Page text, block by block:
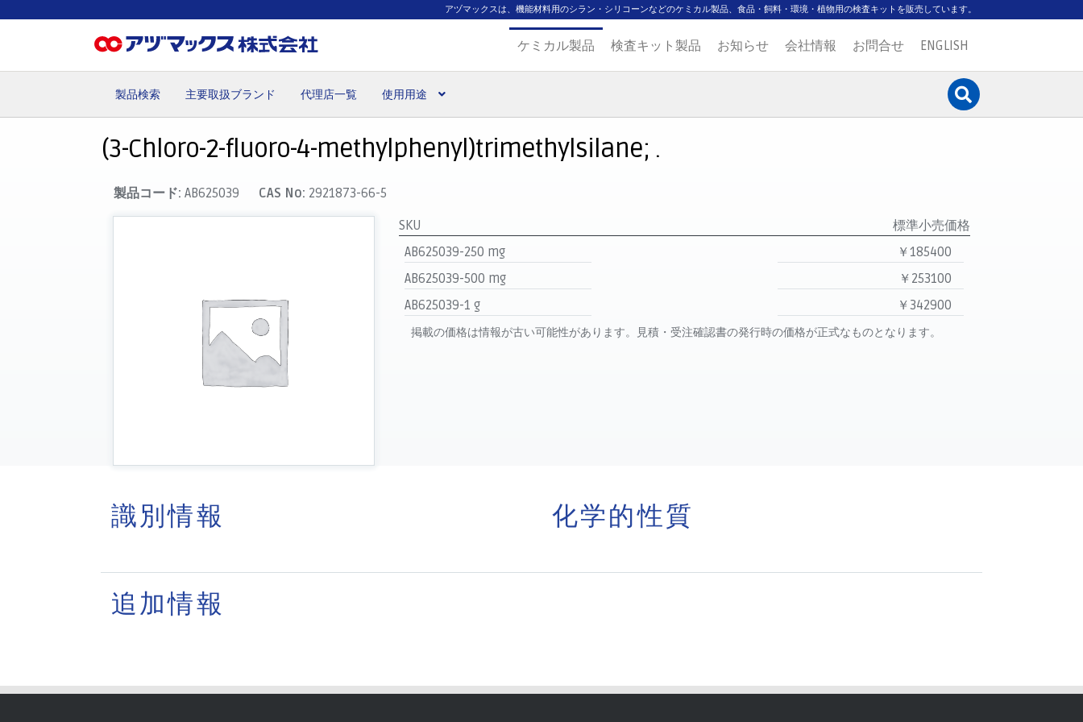
アヅマックスは、機能材料用のシラン・シリコーンなどのケミカル製品、食品・飼料・環境・植物用の検査キットを販売しています。
ケミカル製品 検査キット製品 お知らせ 会社情報 お問合せ ENGLISH
製品検索 主要取扱ブランド 代理店一覧 使用用途
(3-Chloro-2-fluoro-4-methylphenyl)trimethylsilane; .
製品コード:AB625039 CAS No: 2921873-66-5
SKU
標準小売価格
AB625039-250 mg
￥185400
AB625039-500 mg
￥253100
AB625039-1 g
￥342900
掲載の価格は情報が古い可能性があります。見積・受注確認書の発行時の価格が正式なものとなります。
識別情報 化学的性質
追加情報